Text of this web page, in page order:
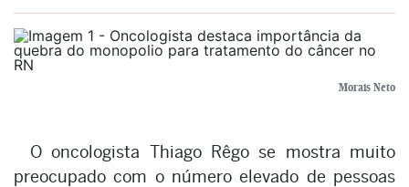
Morais Neto
O oncologista Thiago Rêgo se mostra muito
preocupado com o número elevado de pessoas